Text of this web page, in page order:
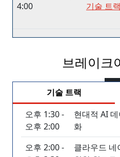
4:00
기술 트랙
브레이크
기술 트랙
오후 1:30 -
오후 2:00
현대적 AI
화
오후 2:00 -
클라우드 네